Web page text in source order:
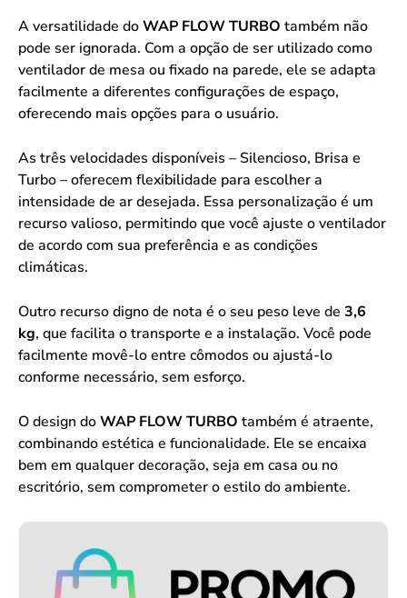
A versatilidade doWAP FLOW TURBO também não
pode ser ignorada. Com a opção de ser utilizado como
ventilador de mesa ou fixado na parede, ele se adapta
facilmente a diferentes configurações de espaço,
oferecendo mais opções para o usuário.
As três velocidades disponíveis – Silencioso, Brisa e
Turbo – oferecem flexibilidade para escolher a
intensidade de ar desejada. Essa personalização é um
recurso valioso, permitindo que você ajuste o ventilador
de acordo com sua preferência e as condições
climáticas.
Outro recurso digno de nota é o seu peso leve de 3,6
kg, que facilita o transporte e a instalação. Você pode
facilmente movê-lo entre cômodos ou ajustá-lo
conforme necessário, sem esforço.
O design doWAP FLOW TURBO também é atraente,
combinando estética e funcionalidade. Ele se encaixa
bem em qualquer decoração, seja em casa ou no
escritório, sem comprometer o estilo do ambiente.